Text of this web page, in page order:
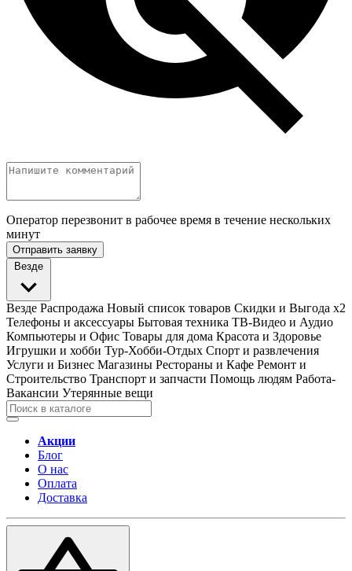
Оператор перезвонит в рабочее время в течение нескольких
минут
Отправить заявку
Везде
Везде Распродажа Новый список товаров Скидки и Выгода x2
Телефоны и аксессуары Бытовая техника ТВ-Видео и Аудио
Компьютеры и Офис Товары для дома Красота и Здоровье
Игрушки и хобби Тур-Хобби-Отдых Спорт и развлечения
Услуги и Бизнес Магазины Рестораны и Кафе Ремонт и
Строительство Транспорт и запчасти Помощь людям Работа-
Вакансии Утерянные вещи
Акции
Блог
О нас
Оплата
Доставка